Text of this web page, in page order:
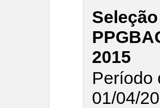
2015
Período
01/04/